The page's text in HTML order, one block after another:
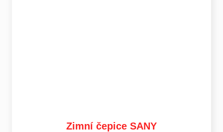
Zimní čepice SANY